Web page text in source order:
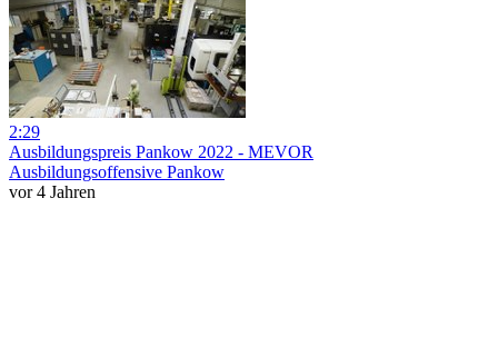
2:29
Ausbildungspreis Pankow 2022 - MEVOR
Ausbildungsoffensive Pankow
vor 4 Jahren